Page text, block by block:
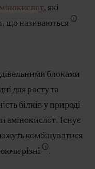
, які
що називаються
блоками
для росту та
білків у природі
амінокислот. Існує
комбінуватися
різні
.